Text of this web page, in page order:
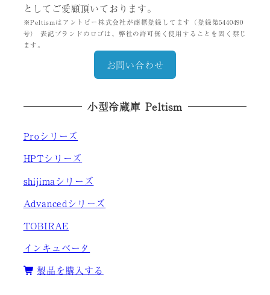
としてご愛顧頂いております。
※Peltismはアントビー株式会社が商標登録してます（登録第5440490
号） 表記ブランドのロゴは、弊社の許可無く使用することを固く禁じ
ます。
お問い合わせ
小型冷蔵庫 Peltism
Proシリーズ
HPTシリーズ
shijimaシリーズ
Advancedシリーズ
TOBIRAE
インキュベータ
製品を購入する